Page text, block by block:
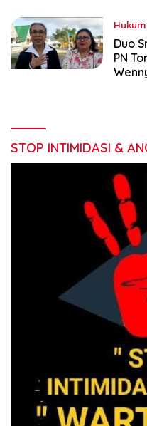
Duo
PN
STOP INTIMIDASI &